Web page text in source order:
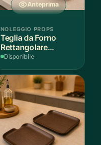
Anteprima
NOLEGGIO PROPS
Teglia da Forno
Rettangolare
Antiaderente
Disponibile